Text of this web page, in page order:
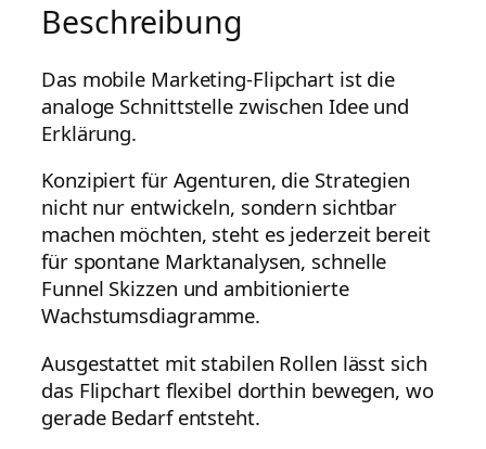
Beschreibung
Das mobile Marketing-Flipchart ist die
analoge Schnittstelle zwischen Idee und
Erklärung.
Konzipiert für Agenturen, die Strategien
nicht nur entwickeln, sondern sichtbar
machen möchten, steht es jederzeit bereit
für spontane Marktanalysen, schnelle
Funnel Skizzen und ambitionierte
Wachstumsdiagramme.
Ausgestattet mit stabilen Rollen lässt sich
das Flipchart flexibel dorthin bewegen, wo
gerade Bedarf entsteht.